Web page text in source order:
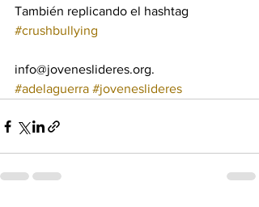
También replicando el hashtag
#crushbullying
info@joveneslideres.org.
#adelaguerra #joveneslideres